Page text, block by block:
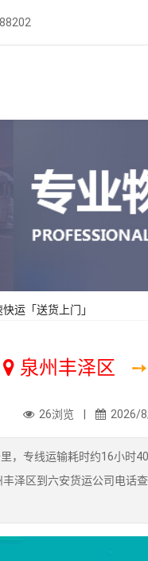
运「送货上门」
泉州丰泽区 ➙
26浏览 | 2026/
专线运输耗时约16小时
泽区到六安货运公司电话